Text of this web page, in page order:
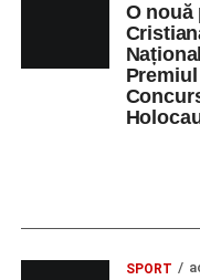
O nouă
SPORT